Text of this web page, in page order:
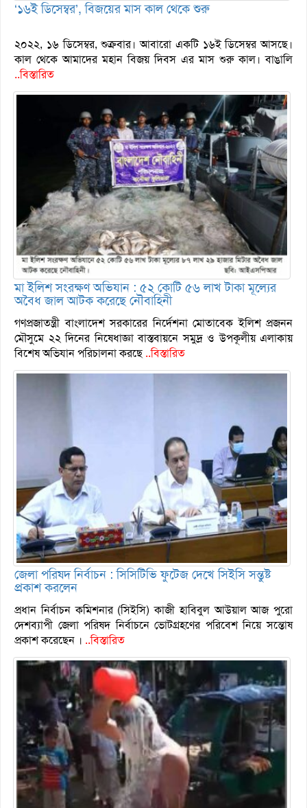
‘১৬ই ডিসেম্বর’, বিজয়ের মাস কাল থেকে শুরু
২০২২, ১৬ ডিসেম্বর, শুক্রবার। আবারো একটি ১৬ই ডিসেম্বর আসছে।
কাল থেকে আমাদের মহান বিজয় দিবস এর মাস শুরু কাল। বাঙালি
..বিস্তারিত
মা ইলিশ সংরক্ষণ অভিযান : ৫২ কোটি ৫৬ লাখ টাকা মূল্যের
অবৈধ জাল আটক করেছে নৌবাহিনী
গণপ্রজাতন্ত্রী বাংলাদেশ সরকারের নির্দেশনা মোতাবেক ইলিশ প্রজনন
মৌসুমে ২২ দিনের নিষেধাজ্ঞা বাস্তবায়নে সমুদ্র ও উপকূলীয় এলাকায়
বিশেষ অভিযান পরিচালনা করছে ..বিস্তারিত
জেলা পরিষদ নির্বাচন : সিসিটিভি ফুটেজ দেখে সিইসি সন্তুষ্ট
প্রকাশ করলেন
প্রধান নির্বাচন কমিশনার (সিইসি) কাজী হাবিবুল আউয়াল আজ পুরো
দেশব্যাপী জেলা পরিষদ নির্বাচনে ভোটগ্রহণের পরিবেশ নিয়ে সন্তোষ
প্রকাশ করেছেন । ..বিস্তারিত